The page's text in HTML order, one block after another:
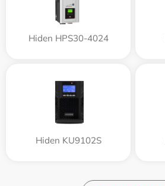
Hiden HPS30-4024
Hiden KU9102S